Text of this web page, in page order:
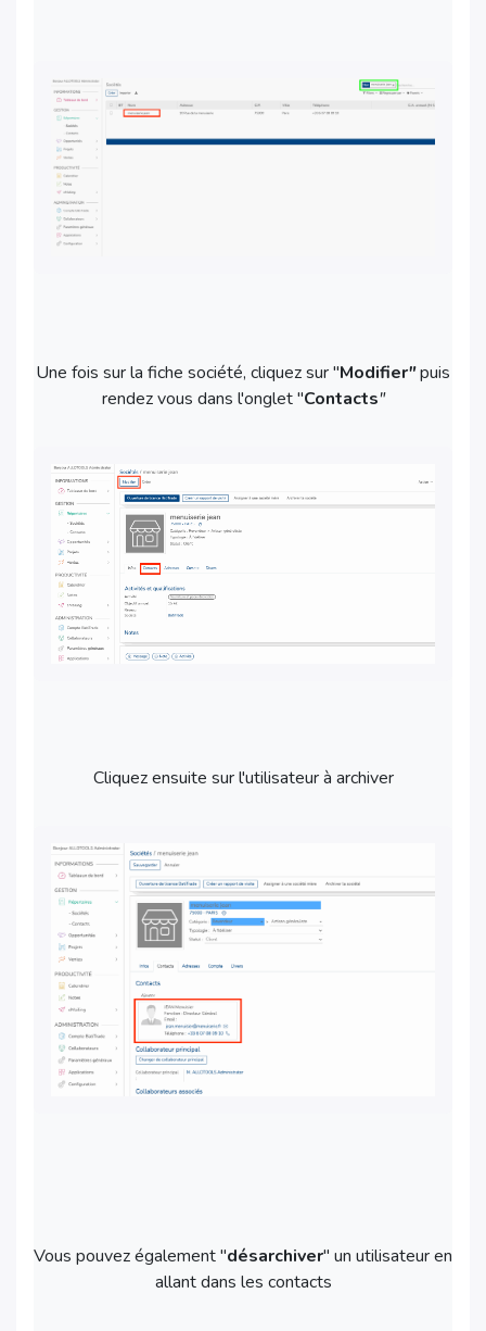
Une fois sur la fiche société, cliquez sur "Modifier"puis
rendez vous dans l'onglet "Contacts"
Cliquez ensuite sur l'utilisateur à archiver
Vous pouvez également "désarchiver" un utilisateur en
allant dans les contacts